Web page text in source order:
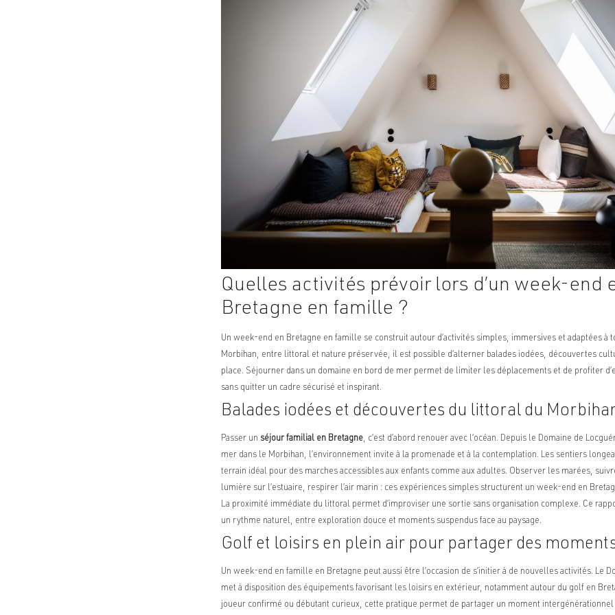
Quelles activités prévoir lors d’un week-end
Bretagne en famille ?
Un week-end en Bretagne en famille se construit autour d’activités simples, immersives et adaptées à
Morbihan, entre littoral et nature préservée, il est possible d’alterner balades iodées, découvertes
place. Séjourner dans un domaine en bord de mer permet de limiter les déplacements et de profiter
sans quitter un cadre sécurisé et inspirant.
Balades iodées et découvertes du littoral du
Passer un séjour familial en Bretagne, c’est d’abord renouer avec l’océan. Depuis le Domaine de
mer dans le Morbihan, l’environnement invite à la promenade et à la contemplation. Les sentiers
terrain idéal pour des marches accessibles aux enfants comme aux adultes. Observer les marées,
lumière sur l’estuaire, respirer l’air marin : ces expériences simples structurent un week-end en
La proximité immédiate du littoral permet d’improviser une sortie sans organisation complexe. Ce
un rythme naturel, entre exploration douce et moments suspendus face au paysage.
Golf et loisirs en plein air pour partager des
Un week-end en famille en Bretagne peut aussi être l’occasion de s’initier à de nouvelles activités. Le
met à disposition des équipements favorisant les loisirs en extérieur, notamment autour du golf en
joueur confirmé ou débutant curieux, cette pratique permet de partager un moment intergénérationnel